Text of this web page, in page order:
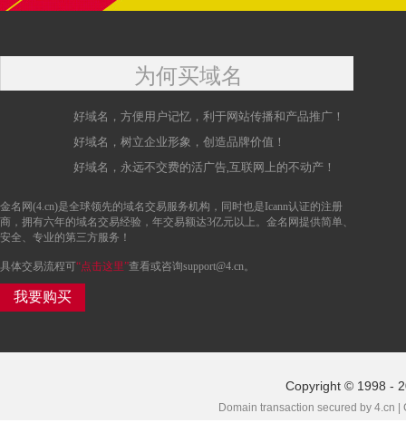
为何买域名
好域名，方便用户记忆，利于网站传播和产品推广！
好域名，树立企业形象，创造品牌价值！
好域名，永远不交费的活广告,互联网上的不动产！
金名网(4.cn)是全球领先的域名交易服务机构，同时也是Icann认证的注册
商，拥有六年的域名交易经验，年交易额达3亿元以上。金名网提供简单、
安全、专业的第三方服务！
具体交易流程可“点击这里”查看或咨询support@4.cn。
我要购买
Copyright © 1998 -
Domain transaction secured by 4.cn